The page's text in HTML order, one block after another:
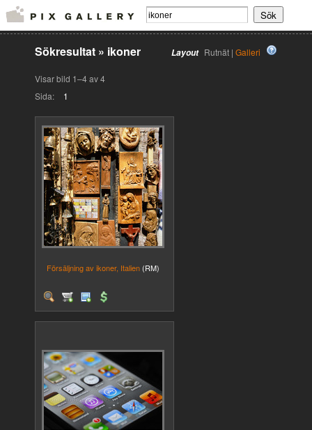
Layout Rutnät | Galleri
Sökresultat » ikoner
Visar bild 1–4 av 4
Sida:
1
Försäljning av ikoner, Italien (RM)